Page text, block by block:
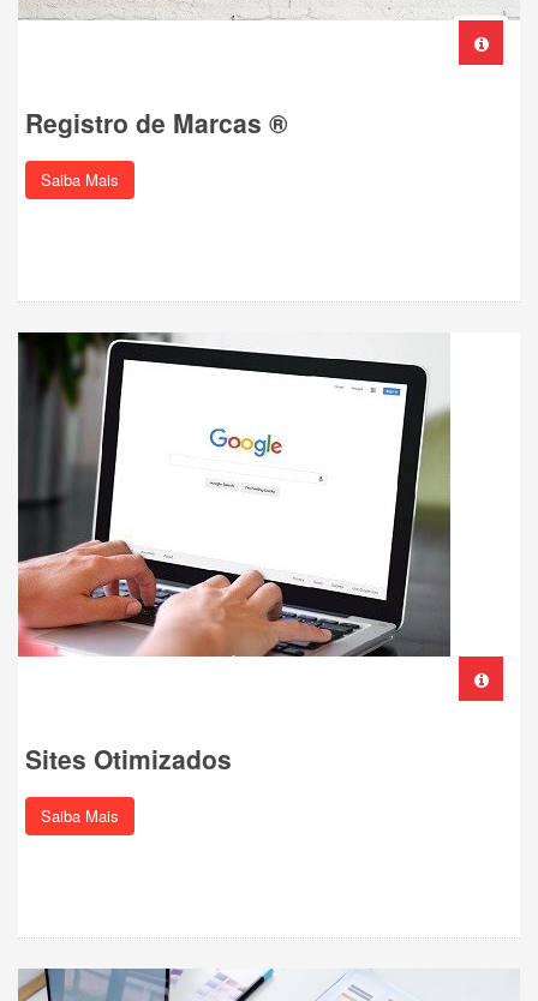
Registro de Marcas ®
Saiba Mais
Sites Otimizados
Saiba Mais